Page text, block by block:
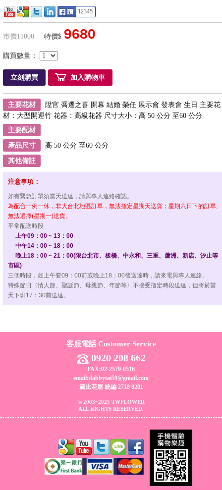
12345
市價11000 特價$ 9680
購買數量：
立刻購買 加入購物車
主要花材
陞官 喬遷之喜 開幕 結婚 榮任 展示會 發表會 生日 主要花
材：大型開運竹 花器：高級花器 尺寸大小：高 50 公分 至60 公分
主要配材
產品尺寸 高 50 公分 至60 公分
其他備註
注意事項：
如有緊急訂單須當天送達，請與專人連絡確認。
為配合一例一休，非大台北地區訂單，無法指定星期天送貨；星期六日下的訂單,
無法選擇(星期一)送貨。
平常配送時段
上午09：00 ~ 13：00
中午14：00 ~ 18：00
晚上18：00 ~ 21：00(限台北市、板橋、中永和、三重、蘆洲、新店、汐止等
市區)
三個時段，如上午要09：00前或晚上18：00後送達時，請來電與專人連絡。
特殊節日〈情人節、聖誕節、母親節、年節等〉不接受指定時段送達，但將於當
天下班17：30前送達。
客服電話 Customer Service
0920 208 662
FAX:02-2579-0516
email:dabbytai59@gmail.com
黛比花屋 統編 2718 0201
© 2003~2025 TWFLOWER
ALL RIGHTS RESERVED.